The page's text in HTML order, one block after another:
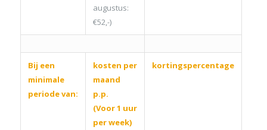
augustus:
€52,-)
Bij een
minimale
periode van:
kosten per
maand
p.p.
(Voor 1 uur
per week)
kortingspercentage